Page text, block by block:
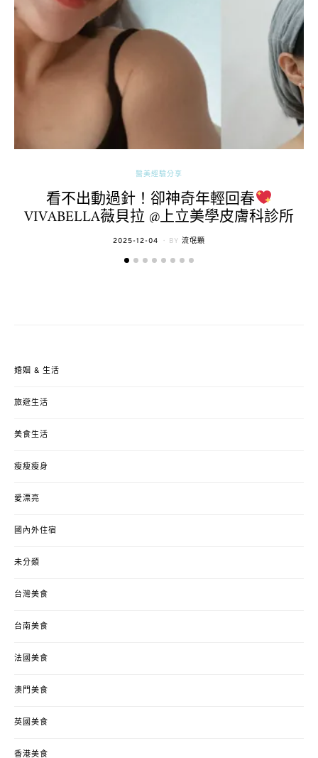
醫美經驗分享
看不出動過針！卻神奇年輕回春
VIVABELLA薇貝拉 @上立美學皮膚科診所
POSTED
2025-12-04 BY 流氓顆
婚姻 & 生活
旅遊生活
美食生活
瘦瘦瘦身
愛漂亮
國內外住宿
未分類
台灣美食
台南美食
法國美食
澳門美食
英國美食
香港美食